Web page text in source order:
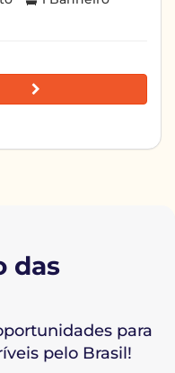
das
para
pelo Brasil!